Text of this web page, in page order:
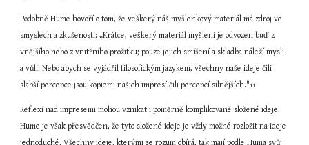
Podobně Hume hovoří o tom, že veškerý náš myšlenkový materiál má zdroj ve
smyslech a zkušenosti: „Krátce, veškerý materiál myšlení je odvozen buď z
vnějšího nebo z vnitřního prožitku; pouze jejich smíšení a skladba náleží mysli
a vůli. Nebo abych se vyjádřil filosofickým jazykem, všechny naše ideje čili
slabší percepce jsou kopiemi našich impresí čili percepcí silnějších."11
Reflexí nad impresemi mohou vznikat i poměrně komplikované složené ideje.
Hume je však přesvědčen, že tyto složené ideje je vždy možné rozložit na ideje
jednoduché. Všechny ideje, kterými se rozum obírá, tak mají podle Huma svůj